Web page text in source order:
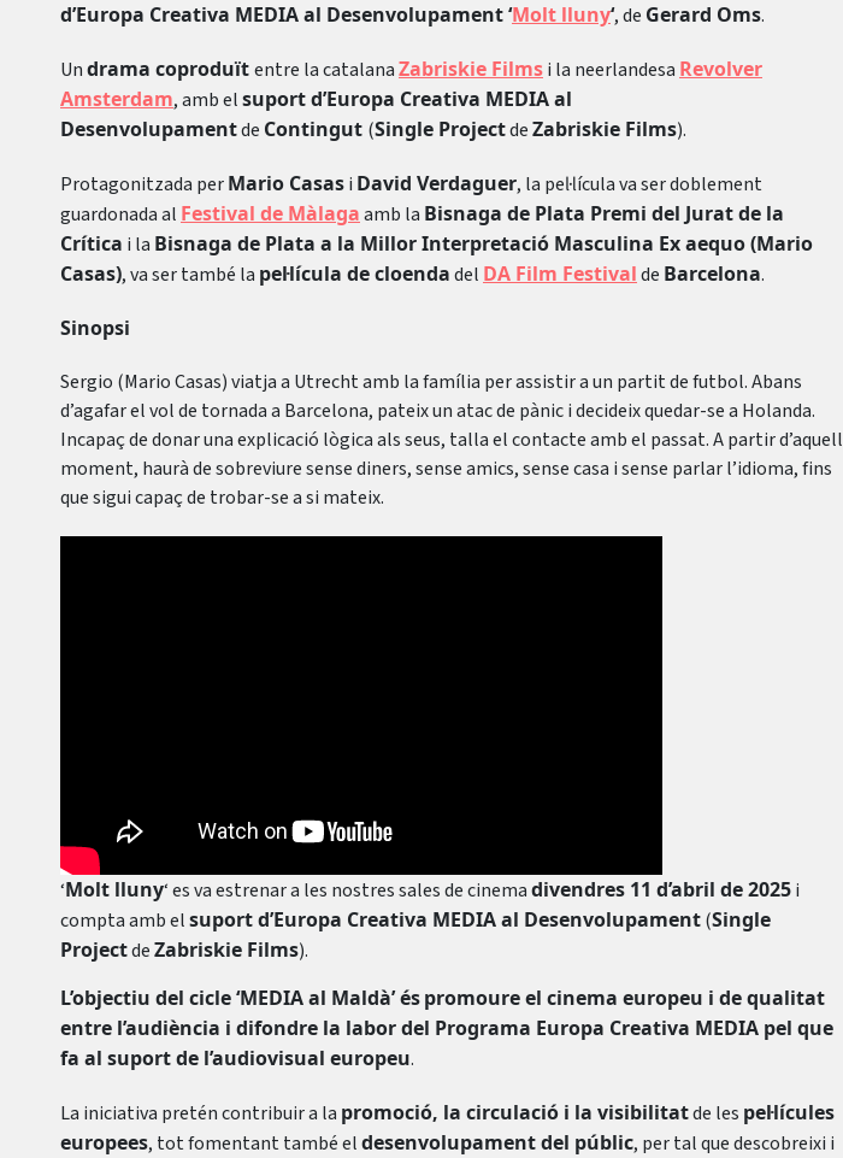
d’Europa Creativa MEDIA al Desenvolupament ‘Molt lluny‘, de Gerard Oms.
Undrama coproduïtentre la catalanaZabriskie Filmsi la neerlandesa Revolver
Amsterdam, amb elsuport d’Europa Creativa MEDIA al
Desenvolupamentde Contingut (Single ProjectdeZabriskie Films).
Protagonitzada perMario Casasi David Verdaguer, la pel·lícula va ser doblement
guardonada al Festival de Màlagaamb la Bisnaga de Plata Premi del Jurat de la
Crítica i la Bisnaga de Plata a la Millor Interpretació Masculina Ex aequo (Mario
Casas), va ser també la pel·lícula de cloendadel DA Film Festivalde Barcelona.
Sinopsi
Sergio (Mario Casas) viatja a Utrecht amb la família per assistir a un partit de futbol. Abans
d’agafar el vol de tornada a Barcelona, ​​pateix un atac de pànic i decideix quedar-se a Holanda.
Incapaç de donar una explicació lògica als seus, talla el contacte amb el passat. A partir d’aquell
moment, haurà de sobreviure sense diners, sense amics, sense casa i sense parlar l’idioma, fins
que sigui capaç de trobar-se a si mateix.
‘Molt lluny‘ es va estrenar a les nostres sales de cinemadivendres 11 d’abril de 2025i
compta amb elsuport d’Europa Creativa MEDIA al Desenvolupament(Single
ProjectdeZabriskie Films).
L’objectiu del cicle ‘MEDIA al Maldà’ éspromoure el cinema europeu i de qualitat
entre l’audiència i difondre la labor del Programa Europa Creativa MEDIA pel que
fa al suport de l’audiovisual europeu.
La iniciativa pretén contribuir a la promoció, la circulació i la visibilitatde les pel·lícules
europees, tot fomentant també eldesenvolupament del públic, per tal que descobreixi i